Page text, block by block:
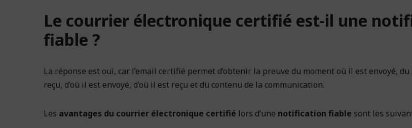
Le courrier électronique certifié est-il une
fiable ?
La réponse est oui, car l’email certifié permet d’obtenir la preuve du moment où il est envoyé,
reçu, d’où il est envoyé, d’où il est reçu et du contenu de la communication.
Les avantages du courrier électronique certifié lors d’une notification fiable sont les